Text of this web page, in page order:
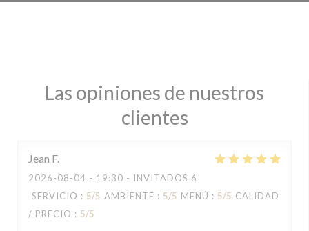
Las opiniones de nuestros
clientes
Jean F
2026-08-04 - 19:30 - INVITADOS 6
SERVICIO : 5/5 AMBIENTE : 5/5 MENÚ : 5/5 CALIDAD
/ PRECIO : 5/5